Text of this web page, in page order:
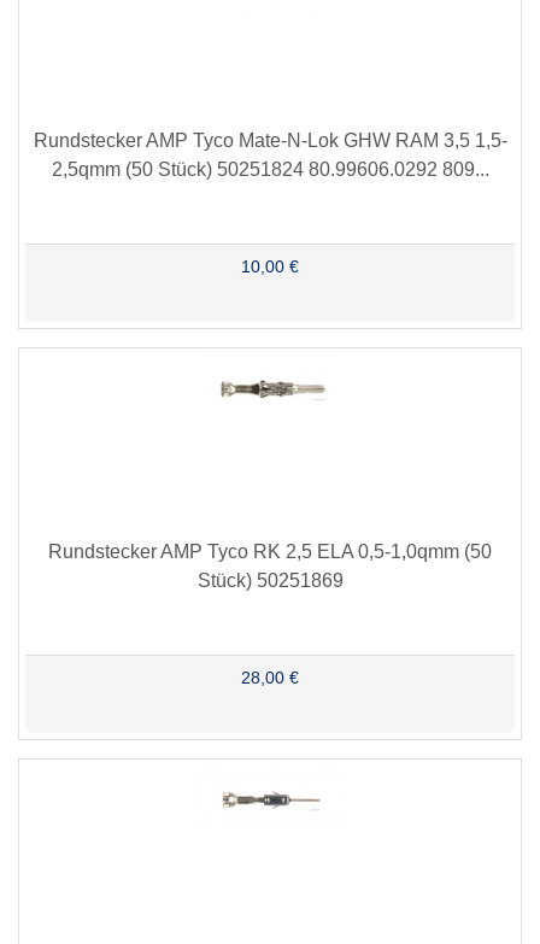
Rundstecker AMP Tyco Mate-N-Lok GHW RAM 3,5 1,5-
2,5qmm (50 Stück) 50251824 80.99606.0292 809...
10,00 €
Rundstecker AMP Tyco RK 2,5 ELA 0,5-1,0qmm (50
Stück) 50251869
28,00 €